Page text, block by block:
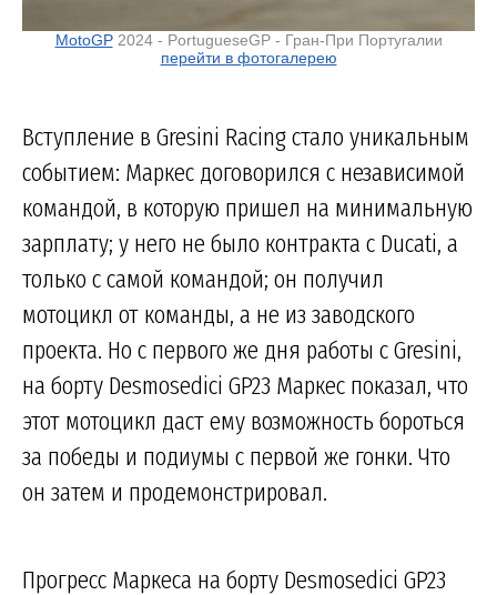
MotoGP2024 - PortugueseGP - Гран-При Португалии
перейти в фотогалерею
Вступление в Gresini Racing стало уникальным
событием: Маркес договорился с независимой
командой, в которую пришел на минимальную
зарплату; у него не было контракта с Ducati, а
только с самой командой; он получил
мотоцикл от команды, а не из заводского
проекта. Но с первого же дня работы с Gresini,
на борту Desmosedici GP23 Маркес показал, что
этот мотоцикл даст ему возможность бороться
за победы и подиумы с первой же гонки. Что
он затем и продемонстрировал.
Прогресс Маркеса на борту Desmosedici GP23